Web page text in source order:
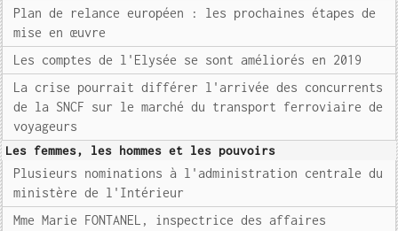
Plan de relance européen : les prochaines étapes de
mise en œuvre
Les comptes de l'Elysée se sont améliorés en 2019
La crise pourrait différer l'arrivée des concurrents
de la SNCF sur le marché du transport ferroviaire de
voyageurs
Les femmes, les hommes et les pouvoirs
Plusieurs nominations à l'administration centrale du
ministère de l'Intérieur
Mme Marie FONTANEL, inspectrice des affaires